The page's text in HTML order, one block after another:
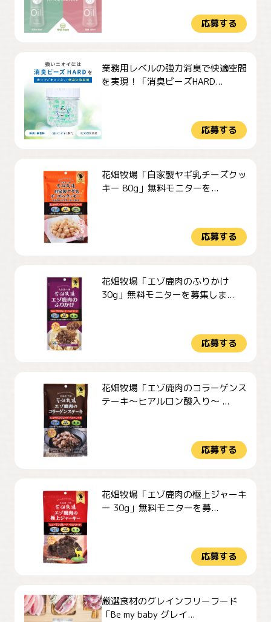
応募する
業務用レベルの強力消臭で快適空間
を実現！「消臭ビーズHARD...
応募する
花畑牧場「自家製ヤギ乳チーズクッ
キー 80g」無料モニターを...
応募する
花畑牧場「エゾ鹿肉のふりかけ
30g」無料モニターを募集しま...
応募する
花畑牧場「エゾ鹿肉のコラーゲンス
テーキ～ヒアルロン酸入り～ ...
応募する
花畑牧場「エゾ鹿肉の極上ジャーキ
ー 30g」無料モニターを募...
応募する
厳選食材のグレインフリーフード
「Be my baby グレイ...